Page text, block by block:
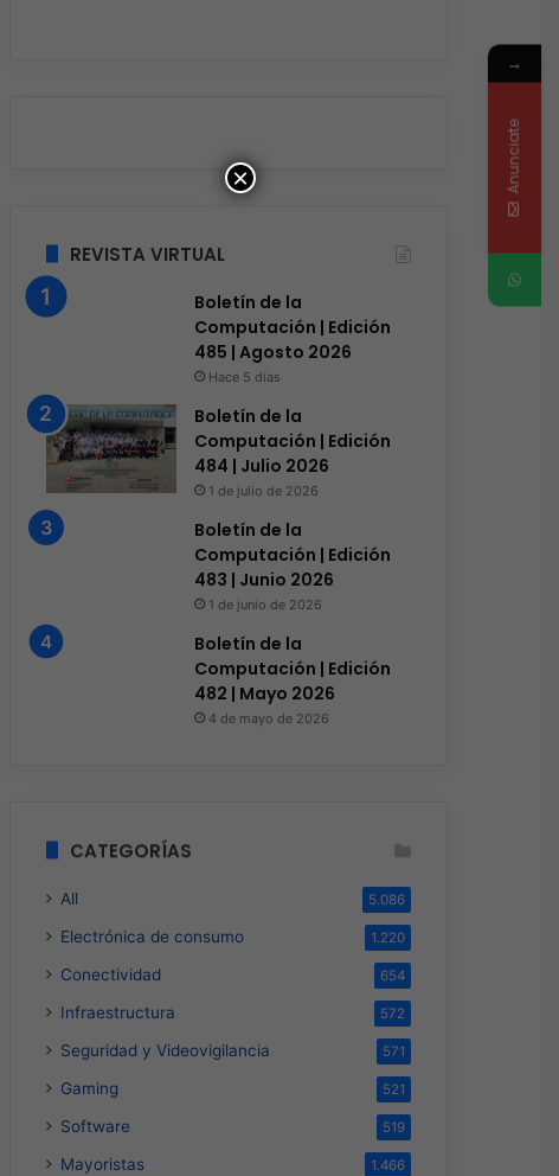
REVISTA VIRTUAL
Boletín de la
Computación | Edición
485 | Agosto 2026
Hace 5 días
Boletín de la
Computación | Edición
484 | Julio 2026
1 de julio de 2026
Boletín de la
Computación | Edición
483 | Junio 2026
1 de junio de 2026
Boletín de la
Computación | Edición
482 | Mayo 2026
4 de mayo de 2026
CATEGORÍAS
All 5.086
Electrónica de consumo 1.220
Conectividad 654
Infraestructura 572
Seguridad y Videovigilancia 571
Gaming 521
Software 519
Mayoristas 1.466
×
→
Anunciate